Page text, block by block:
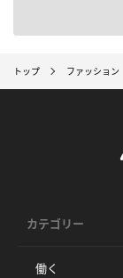
トップ ファッション
カテゴリー
働く